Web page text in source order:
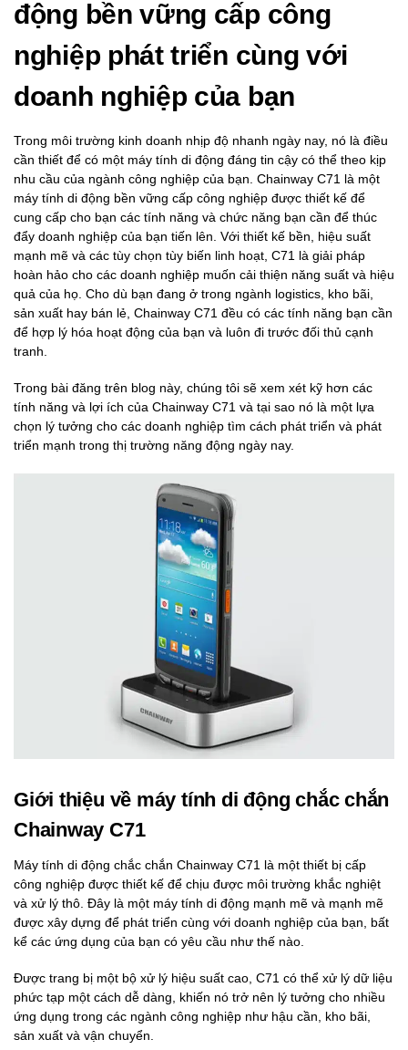
động bền vững cấp công
nghiệp phát triển cùng với
doanh nghiệp của bạn
Trong môi trường kinh doanh nhịp độ nhanh ngày nay, nó là điều
cần thiết để có một máy tính di động đáng tin cậy có thể theo kịp
nhu cầu của ngành công nghiệp của bạn. Chainway C71 là một
máy tính di động bền vững cấp công nghiệp được thiết kế để
cung cấp cho bạn các tính năng và chức năng bạn cần để thúc
đẩy doanh nghiệp của bạn tiến lên. Với thiết kế bền, hiệu suất
mạnh mẽ và các tùy chọn tùy biến linh hoạt, C71 là giải pháp
hoàn hảo cho các doanh nghiệp muốn cải thiện năng suất và hiệu
quả của họ. Cho dù bạn đang ở trong ngành logistics, kho bãi,
sản xuất hay bán lẻ, Chainway C71 đều có các tính năng bạn cần
để hợp lý hóa hoạt động của bạn và luôn đi trước đối thủ cạnh
tranh.
Trong bài đăng trên blog này, chúng tôi sẽ xem xét kỹ hơn các
tính năng và lợi ích của Chainway C71 và tại sao nó là một lựa
chọn lý tưởng cho các doanh nghiệp tìm cách phát triển và phát
triển mạnh trong thị trường năng động ngày nay.
Giới thiệu về máy tính di động chắc chắn
Chainway C71
Máy tính di động chắc chắn Chainway C71 là một thiết bị cấp
công nghiệp được thiết kế để chịu được môi trường khắc nghiệt
và xử lý thô. Đây là một máy tính di động mạnh mẽ và mạnh mẽ
được xây dựng để phát triển cùng với doanh nghiệp của bạn, bất
kể các ứng dụng của bạn có yêu cầu như thế nào.
Được trang bị một bộ xử lý hiệu suất cao, C71 có thể xử lý dữ liệu
phức tạp một cách dễ dàng, khiến nó trở nên lý tưởng cho nhiều
ứng dụng trong các ngành công nghiệp như hậu cần, kho bãi,
sản xuất và vận chuyển.